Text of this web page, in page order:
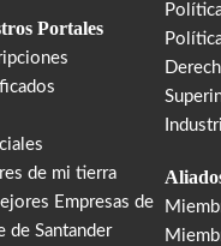
Portales
de mi tierra
Empresas de
de Santander